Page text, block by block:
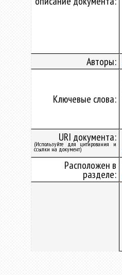
Авторы:
Ключевые слова:
URI документа:
(Используйте для цитирования и
ссылки на документ)
Расположен в
разделе: